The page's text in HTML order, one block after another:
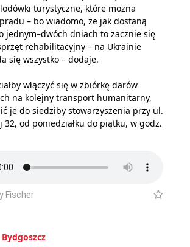
turystyczne, które można
– bo wiadomo, że jak dostaną
jednym–dwóch dniach to zacznie się
rehabilitacyjny – na Ukrainie
się wszystko – dodaje.
włączyć się w zbiórkę darów
na kolejny transport humanitarny,
je do siedziby stowarzyszenia przy ul.
32, od poniedziałku do piątku, w godz.
Fischer
Bydgoszcz